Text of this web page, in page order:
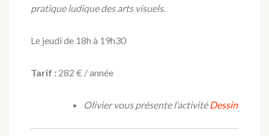
pratique ludique des arts visuels.
Le jeudi de 18h à 19h30
Tarif : 282 € / année
Olivier vous présente l’activitéDessin